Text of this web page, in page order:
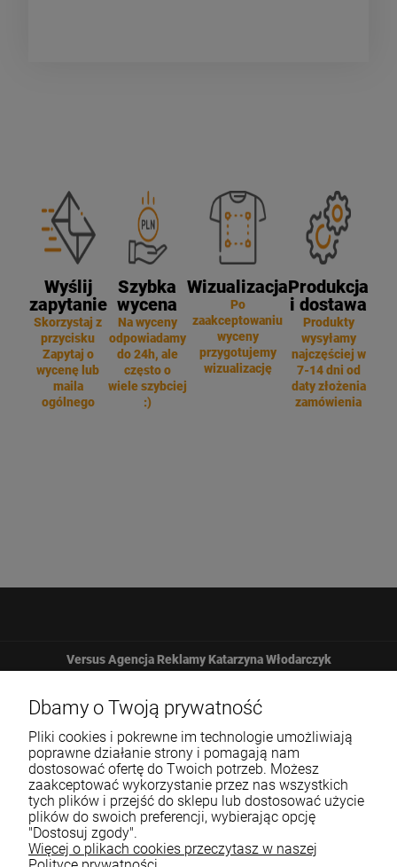
Wyślij
zapytanie
Skorzystaj z
przycisku
Zapytaj o
wycenę lub
maila
ogólnego
Szybka
wycena
Na wyceny
odpowiadamy
do 24h, ale
często o
wiele szybciej
:)
Wizualizacja
Po
zaakceptowaniu
wyceny
przygotujemy
wizualizację
Produkcja
i dostawa
Produkty
wysyłamy
najczęściej w
7-14 dni od
daty złożenia
zamówienia
Versus Agencja Reklamy Katarzyna Włodarczyk
Żbicka 161
32-065 Krzeszowice
12 307 25 82
Dbamy o Twoją prywatność
Pliki cookies i pokrewne im technologie umożliwiają
poprawne działanie strony i pomagają nam
dostosować ofertę do Twoich potrzeb. Możesz
zaakceptować wykorzystanie przez nas wszystkich
tych plików i przejść do sklepu lub dostosować użycie
plików do swoich preferencji, wybierając opcję
"Dostosuj zgody".
Więcej o plikach cookies przeczytasz w naszej